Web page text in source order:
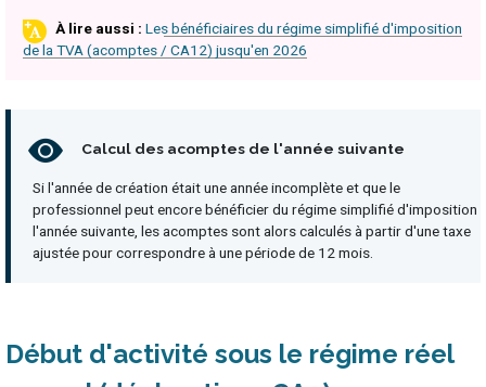
Les bénéficiaires du régime simplifié d'imposition
de la TVA (acomptes / CA12) jusqu'en 2026
Calcul des acomptes de l'année suivante
Si l'année de création était une année incomplète et que le
professionnel peut encore bénéficier du régime simplifié d'imposition
l'année suivante, les acomptes sont alors calculés à partir d'une taxe
ajustée pour correspondre à une période de 12 mois.
Début d'activité sous le régime réel